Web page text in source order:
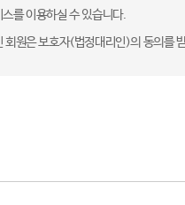
스를 이용하실 수 있습니다.
회원은 보호자(법정대리인)의 동의를